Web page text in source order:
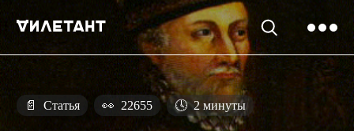
📄 Статья 👀 22655 🕓 2 минуты